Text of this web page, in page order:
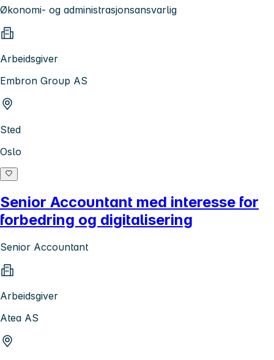
Økonomi- og administrasjonsansvarlig
Arbeidsgiver
Embron Group AS
Sted
Oslo
Senior Accountant med interesse for
forbedring og digitalisering
Senior Accountant
Arbeidsgiver
Atea AS